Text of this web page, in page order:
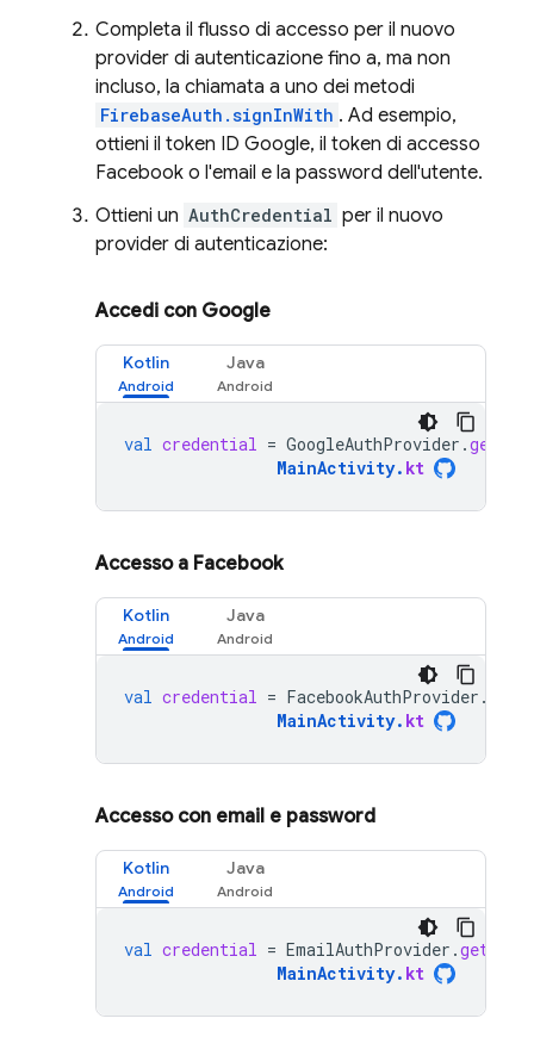
Completa il flusso di accesso per il nuovo
provider di autenticazione fino a, ma non
incluso, la chiamata a uno dei metodi
FirebaseAuth.signInWith . Ad esempio,
ottieni il token ID Google, il token di accesso
Facebook o l'email e la password dell'utente.
Ottieni un AuthCredential per il nuovo
provider di autenticazione:
Accedi con Google
Kotlin Java
val credential = GoogleAuthProvider .
MainActivity. kt
Accesso a Facebook
Kotlin Java
val credential = FacebookAuthProvider .
MainActivity. kt
Accesso con email e password
Kotlin Java
val credential = EmailAuthProvider .
MainActivity. kt